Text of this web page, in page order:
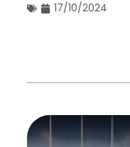
17/10/2024